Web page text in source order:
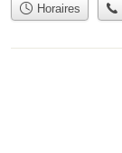
Horaires